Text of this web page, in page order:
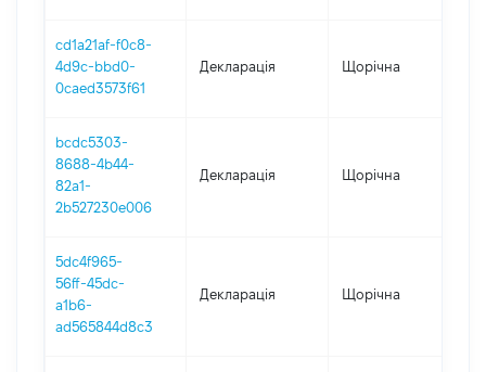
cd1a21af-f0c8-
4d9c-bbd0-
0caed3573f61
Декларація Щорічна
bcdc5303-
8688-4b44-
82a1-
2b527230e006
Декларація Щорічна
5dc4f965-
56ff-45dc-
a1b6-
ad565844d8c3
Декларація Щорічна